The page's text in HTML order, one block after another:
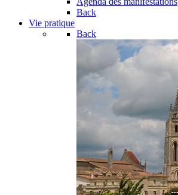
Back
Vie pratique
Back